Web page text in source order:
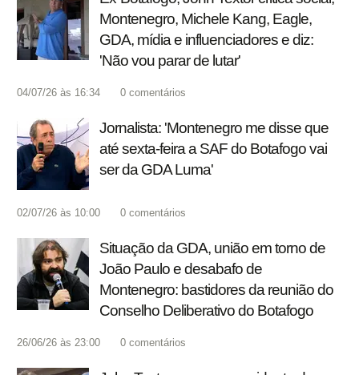
Montenegro, Michele Kang, Eagle,
GDA, mídia e influenciadores e diz:
'Não vou parar de lutar'
04/07/26 às 16:34 0 comentários
Jornalista: 'Montenegro me disse que
até sexta-feira a SAF do Botafogo vai
ser da GDA Luma'
02/07/26 às 10:00 0 comentários
Situação da GDA, união em torno de
João Paulo e desabafo de
Montenegro: bastidores da reunião do
Conselho Deliberativo do Botafogo
26/06/26 às 23:00 0 comentários